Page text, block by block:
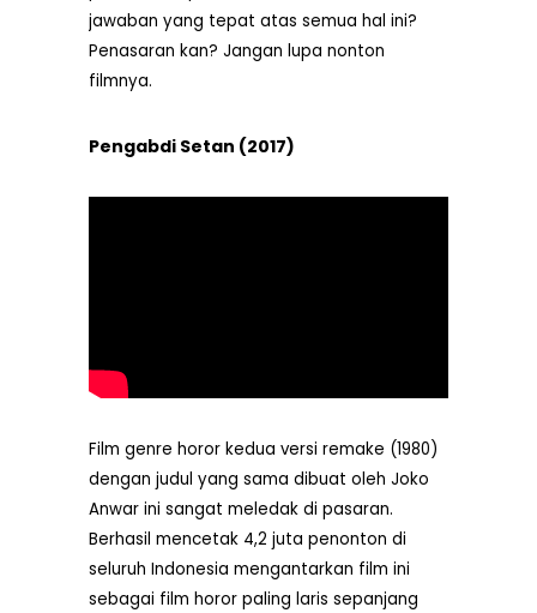
jawaban yang tepat atas semua hal ini?
Penasaran kan? Jangan lupa nonton
filmnya.
Pengabdi Setan (2017)
Film genre horor kedua versi remake (1980)
dengan judul yang sama dibuat oleh Joko
Anwar ini sangat meledak di pasaran.
Berhasil mencetak 4,2 juta penonton di
seluruh Indonesia mengantarkan film ini
sebagai film horor paling laris sepanjang